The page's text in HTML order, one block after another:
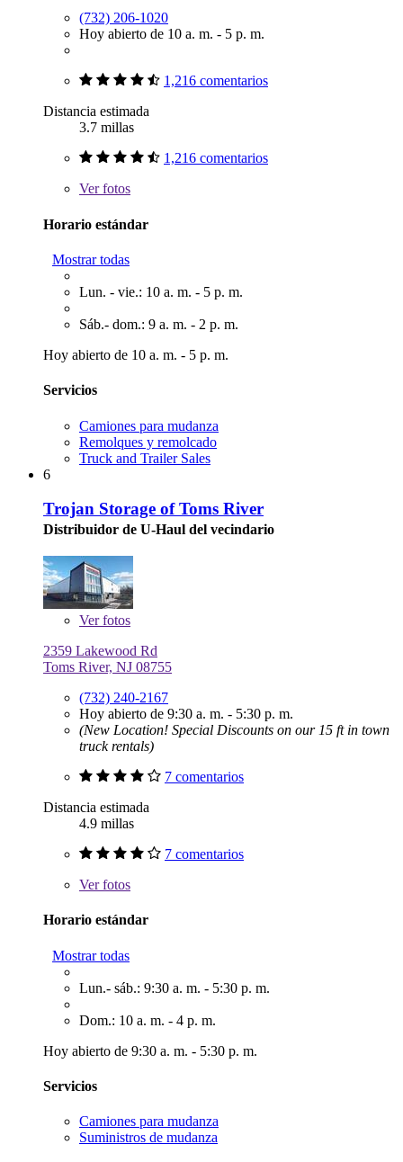
(732) 206-1020
Hoy abierto de 10 a. m. - 5 p. m.
1,216 comentarios
Distancia estimada
3.7 millas
1,216 comentarios
Verfotos
Horario estándar
Mostrar todas
Lun. - vie.: 10 a. m. - 5 p. m.
Sáb.- dom.: 9 a. m. - 2 p. m.
Hoy abierto de 10 a. m. - 5 p. m.
Servicios
Camiones para mudanza
Remolques y remolcado
Truck and Trailer Sales
6
Trojan Storage of Toms River
Distribuidor de U-Haul del vecindario
Verfotos
2359 Lakewood Rd
Toms River, NJ 08755
(732) 240-2167
Hoy abierto de 9:30 a. m. - 5:30 p. m.
(New Location! Special Discounts on our 15 ft in town
truck rentals)
7 comentarios
Distancia estimada
4.9 millas
7 comentarios
Verfotos
Horario estándar
Mostrar todas
Lun.- sáb.: 9:30 a. m. - 5:30 p. m.
Dom.: 10 a. m. - 4 p. m.
Hoy abierto de 9:30 a. m. - 5:30 p. m.
Servicios
Camiones para mudanza
Suministros de mudanza